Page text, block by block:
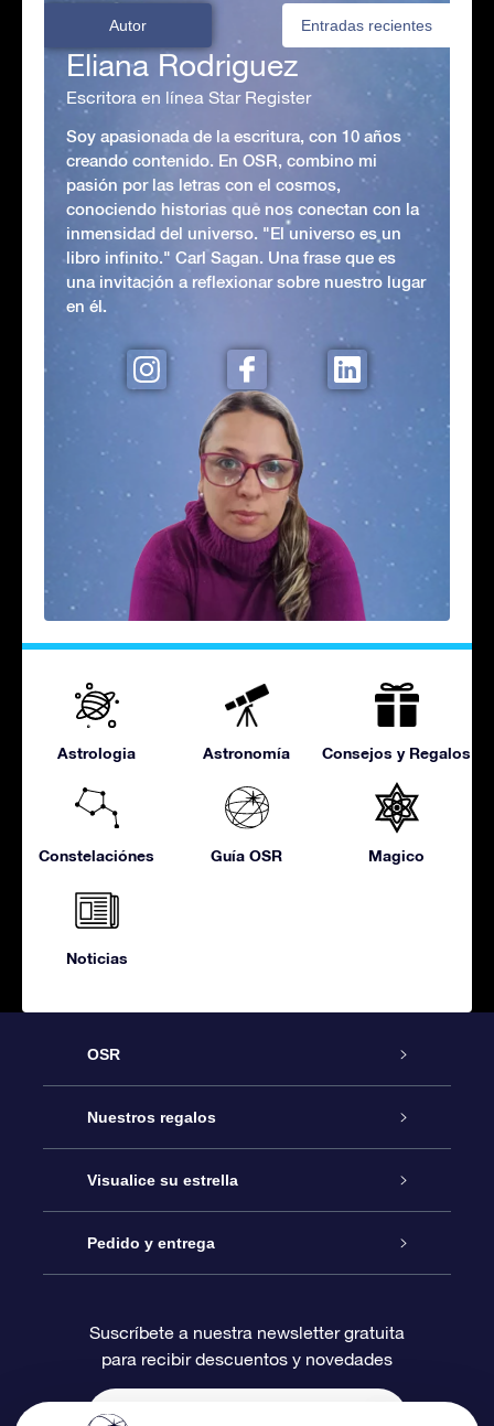
Autor Entradas recientes
Eliana Rodriguez
Escritora en línea Star Register
Soy apasionada de la escritura, con 10 años
creando contenido. En OSR, combino mi
pasión por las letras con el cosmos,
conociendo historias que nos conectan con la
inmensidad del universo. "El universo es un
libro infinito." Carl Sagan. Una frase que es
una invitación a reflexionar sobre nuestro lugar
en él.
Astrologia Astronomía Consejos y Regalos
Constelaciónes Guía OSR Magico
Noticias
OSR
Atención
Contáctanos
Blog
Reseñas
Nuestros regalos
Regalo Estrella Online
Paquete de Regalo OSR
Tarjeta de Regalo OSR
Visualice su estrella
Registro estelar
Página de Estrella Personalizada
Pedido y entrega
Información de Pago
Suscríbete a nuestra newsletter gratuita
para recibir descuentos y novedades